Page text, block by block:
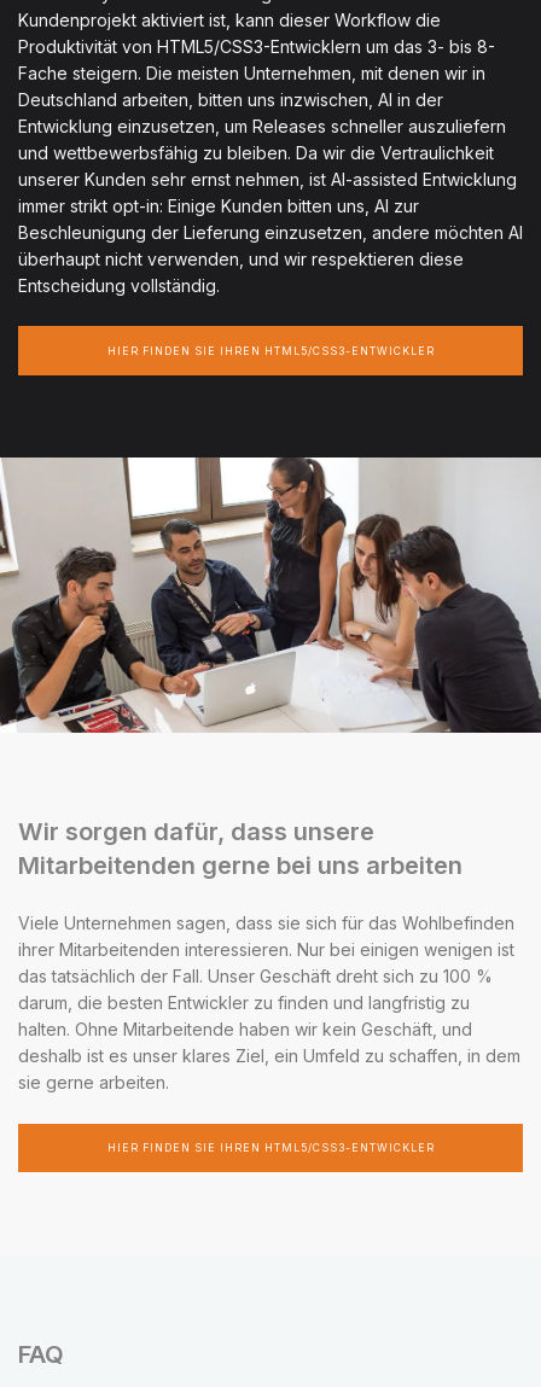
Kundenprojekt aktiviert ist, kann dieser Workflow die
Produktivität von HTML5/CSS3-Entwicklern um das 3- bis 8-
Fache steigern. Die meisten Unternehmen, mit denen wir in
Deutschland arbeiten, bitten uns inzwischen, AI in der
Entwicklung einzusetzen, um Releases schneller auszuliefern
und wettbewerbsfähig zu bleiben. Da wir die Vertraulichkeit
unserer Kunden sehr ernst nehmen, ist AI-assisted Entwicklung
immer strikt opt-in: Einige Kunden bitten uns, AI zur
Beschleunigung der Lieferung einzusetzen, andere möchten AI
überhaupt nicht verwenden, und wir respektieren diese
Entscheidung vollständig.
HIER FINDEN SIE IHREN HTML5/CSS3-ENTWICKLER
Wir sorgen dafür, dass unsere
Mitarbeitenden gerne bei uns arbeiten
Viele Unternehmen sagen, dass sie sich für das Wohlbefinden
ihrer Mitarbeitenden interessieren. Nur bei einigen wenigen ist
das tatsächlich der Fall. Unser Geschäft dreht sich zu 100 %
darum, die besten Entwickler zu finden und langfristig zu
halten. Ohne Mitarbeitende haben wir kein Geschäft, und
deshalb ist es unser klares Ziel, ein Umfeld zu schaffen, in dem
sie gerne arbeiten.
HIER FINDEN SIE IHREN HTML5/CSS3-ENTWICKLER
FAQ